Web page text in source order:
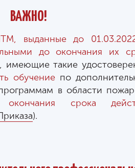
ВАЖНО!
выданные до
до окончания их
имеющие такие
обучениепо
в области
срока
).